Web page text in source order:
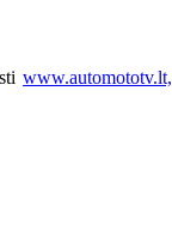
www.automototv.lt,